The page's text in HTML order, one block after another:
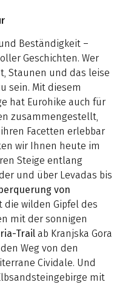
Beständigkeit –
Geschichten. Wer
Staunen und das leise
sein. Mit diesem
hat Eurohike auch für
zusammengestellt,
Facetten erlebbar
wir Ihnen heute im
Steige entlang
und über Levadas bis
von
die wilden Gipfel des
mit der sonnigen
Trail ab Kranjska Gora
Weg von den
Cividale. Und
mit